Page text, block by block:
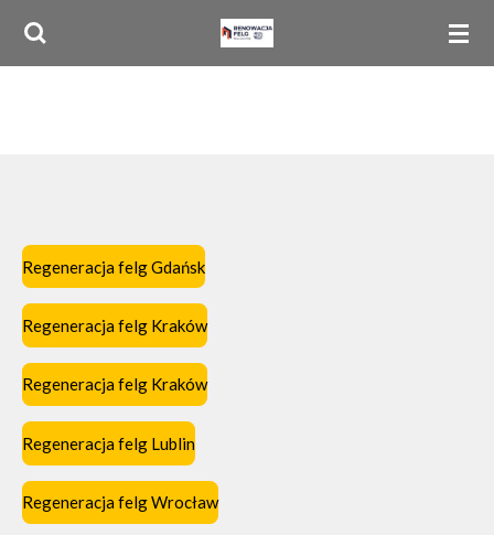
Przejdź
Regeneracja felg Gdańsk
Regeneracja felg Kraków
Regeneracja felg Kraków
Regeneracja felg Lublin
Regeneracja felg Wrocław